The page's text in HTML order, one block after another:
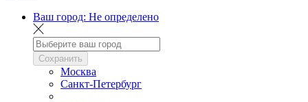
Ваш город: Не определено
Сохранить
Москва
Санкт-Петербург